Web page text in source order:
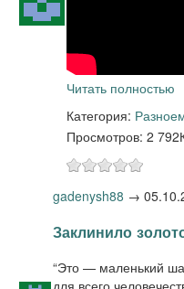
Читать полностью
Категория: Разное
Просмотров: 2 792
gadenysh88 →
Заклинило
“Это — маленький